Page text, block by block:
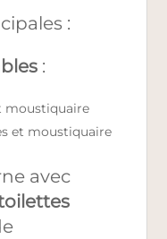
:
:
moustiquaire
et moustiquaire
avec
oilettes